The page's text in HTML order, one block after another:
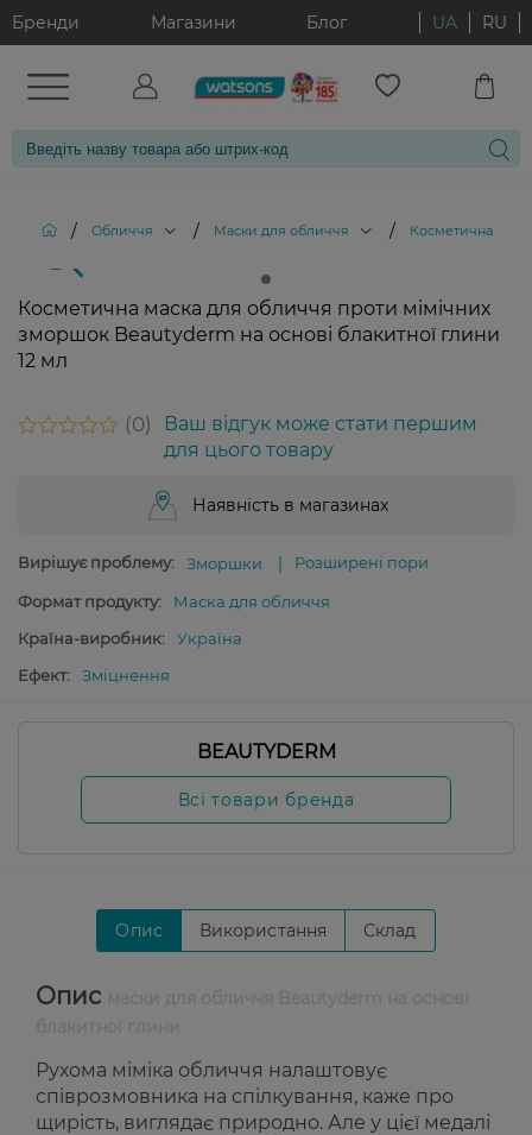
Бренди Магазини Блог UA RU
/ Обличчя / Маски для обличчя / Косметична
Косметична маска для обличчя проти мімічних
зморшок Beautyderm на основі блакитної глини
12 мл
0
Ваш відгук може стати першим
для цього товару
Наявність в магазинах
Вирішує проблему: Зморшки Розширені пори
Формат продукту:
Маска для обличчя
Країна-виробник:
Україна
Ефект:
Зміцнення
BEAUTYDERM
Всі товари бренда
Опис Використання Склад
Опис
Рухома міміка обличчя налаштовує
співрозмовника на спілкування, каже про
щирість, виглядає природно. Але у цієї медалі